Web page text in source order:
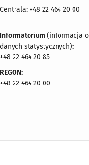
Centrala: +48 22 464 20 00
Informatorium (informacja o
danych statystycznych):
+48 22 464 20 85
REGON:
+48 22 464 20 00